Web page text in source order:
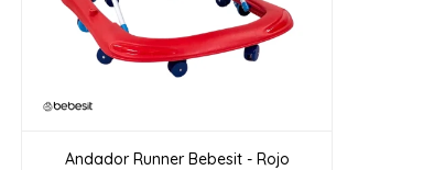
Andador Runner Bebesit - Rojo